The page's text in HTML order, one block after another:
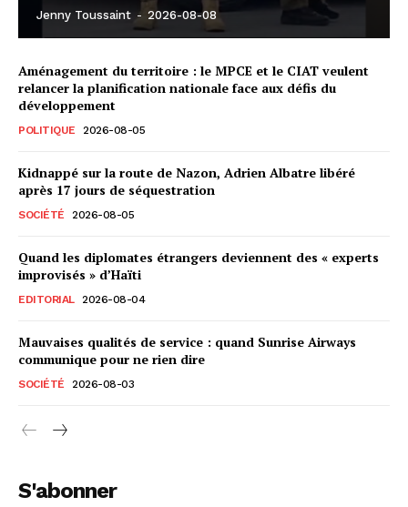
Jenny Toussaint - 2026-08-08
Aménagement du territoire : le MPCE et le CIAT veulent
relancer la planification nationale face aux défis du
développement
POLITIQUE 2026-08-05
Kidnappé sur la route de Nazon, Adrien Albatre libéré
après 17 jours de séquestration
SOCIÉTÉ 2026-08-05
Quand les diplomates étrangers deviennent des « experts
improvisés » d’Haïti
EDITORIAL 2026-08-04
Mauvaises qualités de service : quand Sunrise Airways
communique pour ne rien dire
SOCIÉTÉ 2026-08-03
S'abonner